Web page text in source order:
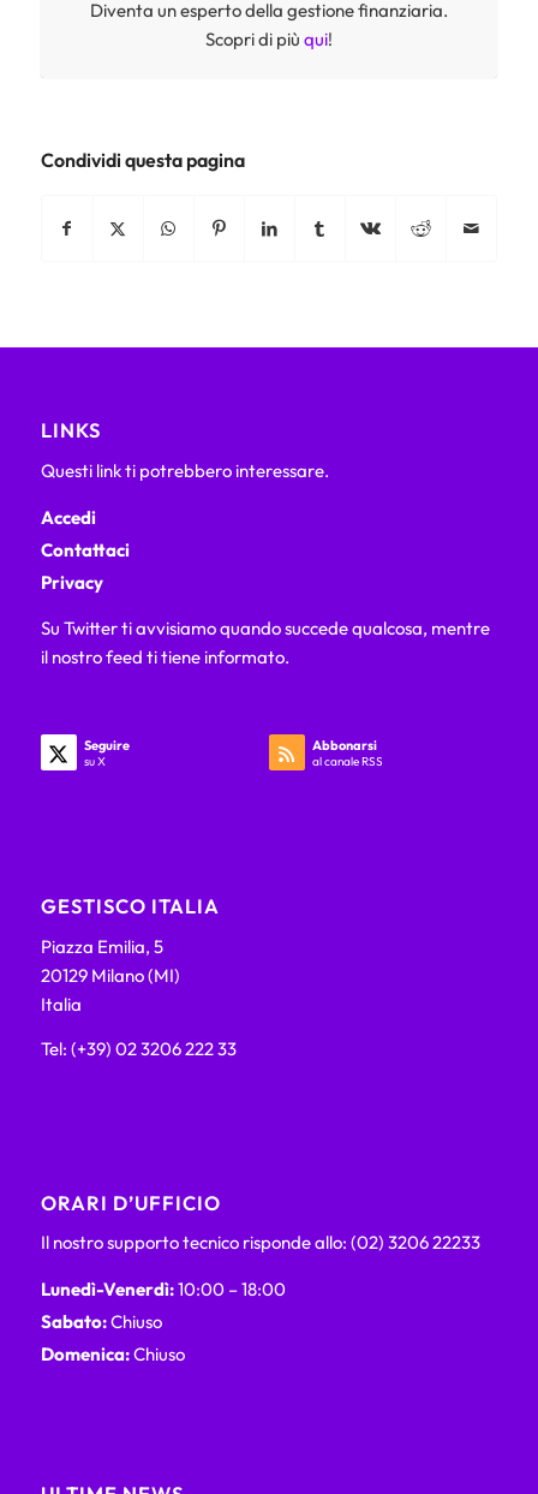
Diventa un esperto della gestione finanziaria.
Scopri di più qui!
Condividi questa pagina
LINKS
Questi link ti potrebbero interessare.
Accedi
Contattaci
Privacy
Su Twitter ti avvisiamo quando succede qualcosa, mentre
il nostro feed ti tiene informato.
Seguire
su X
Abbonarsi
al canale RSS
GESTISCO ITALIA
Piazza Emilia, 5
20129 Milano (MI)
Italia
Tel: (+39) 02 3206 222 33
ORARI D’UFFICIO
Il nostro supporto tecnico risponde allo: (02) 3206 22233
Lunedì-Venerdì:10:00 – 18:00
Sabato:Chiuso
Domenica:Chiuso